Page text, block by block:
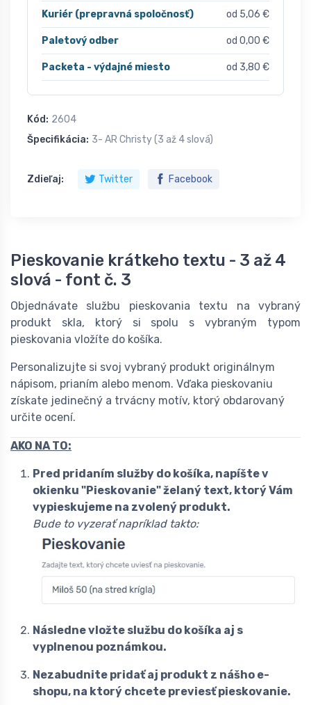
Kuriér (prepravná spoločnosť) od 5,06 €
Paletový odber od 0,00 €
Packeta - výdajné miesto od 3,80 €
Kód: 2604
Špecifikácia: 3- AR Christy (3 až 4 slová)
Zdieľaj: Twitter Facebook
Pieskovanie krátkeho textu - 3 až 4
slová - font č. 3
Objednávate službu pieskovania textu na vybraný
produkt skla, ktorý si spolu s vybraným typom
pieskovania vložíte do košíka.
Personalizujte si svoj vybraný produkt originálnym
nápisom, prianím alebo menom. Vďaka pieskovaniu
získate jedinečný a trvácny motív, ktorý obdarovaný
určite ocení.
AKO NA TO:
Pred pridaním služby do košíka, napíšte v
okienku "Pieskovanie" želaný text, ktorý Vám
vypieskujeme na zvolený produkt.
Bude to vyzerať napríklad takto:
Následne vložte službu do košíka aj s
vyplnenou poznámkou.
Nezabudnite pridať aj produkt z nášho e-
shopu, na ktorý chcete previesť pieskovanie.